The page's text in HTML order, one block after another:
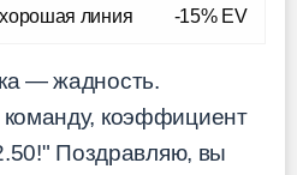
линия
-15% EV
— жадность.
коэффициент
Поздравляю, вы